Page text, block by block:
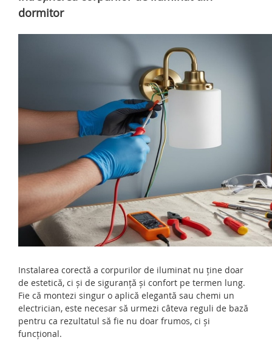
dormitor
Instalarea corectă a corpurilor de iluminat nu ține doar
de estetică, ci și de siguranță și confort pe termen lung.
Fie că montezi singur o aplică elegantă sau chemi un
electrician, este necesar să urmezi câteva reguli de bază
pentru ca rezultatul să fie nu doar frumos, ci și
funcțional.